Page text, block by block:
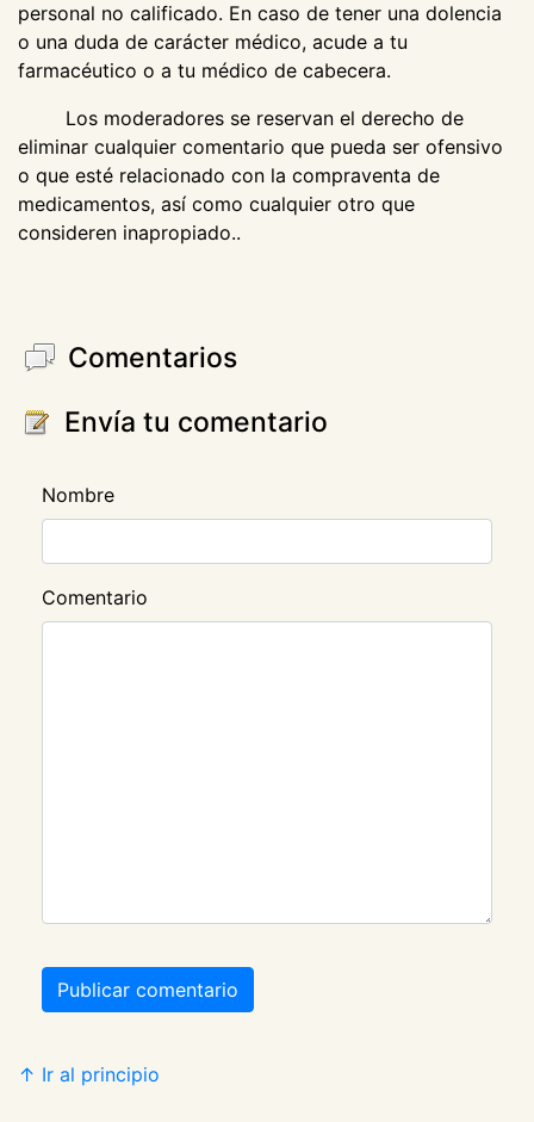
personal no calificado. En caso de tener una dolencia
o una duda de carácter médico, acude a tu
farmacéutico o a tu médico de cabecera.
Los moderadores se reservan el derecho de
eliminar cualquier comentario que pueda ser ofensivo
o que esté relacionado con la compraventa de
medicamentos, así como cualquier otro que
consideren inapropiado..
Comentarios
Envía tu comentario
Nombre
Comentario
Publicar comentario
↑ Ir al principio